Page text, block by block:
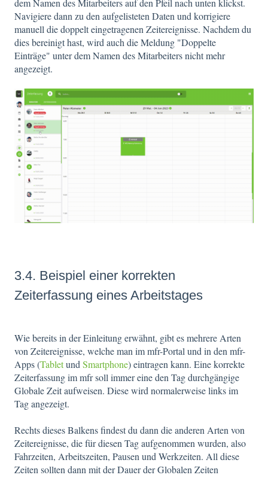
Navigiere dann zu den aufgelisteten Daten und korrigiere
manuell die doppelt eingetragenen Zeitereignisse. Nachdem du
dies bereinigt hast, wird auch die Meldung "Doppelte
Einträge" unter dem Namen des Mitarbeiters nicht mehr
angezeigt.
3.4. Beispiel einer korrekten
Zeiterfassung eines Arbeitstages
Wie bereits in der Einleitung erwähnt, gibt es mehrere Arten
von Zeitereignisse, welche man im mfr-Portal und in den mfr-
Apps (TabletundSmartphone) eintragen kann. Eine korrekte
Zeiterfassung im mfr soll immer eine den Tag durchgängige
Globale Zeit aufweisen. Diese wird normalerweise links im
Tag angezeigt.
Rechts dieses Balkens findest du dann die anderen Arten von
Zeitereignisse, die für diesen Tag aufgenommen wurden, also
Fahrzeiten, Arbeitszeiten, Pausen und Werkzeiten. All diese
Zeiten sollten dann mit der Dauer der Globalen Zeiten